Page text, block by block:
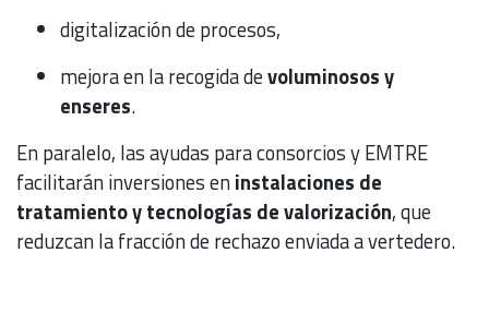
digitalización de procesos,
mejora en la recogida devoluminosos y
enseres.
En paralelo, las ayudas para consorcios y EMTRE
facilitarán inversiones eninstalaciones de
tratamiento y tecnologías de valorización, que
reduzcan la fracción de rechazo enviada a vertedero.